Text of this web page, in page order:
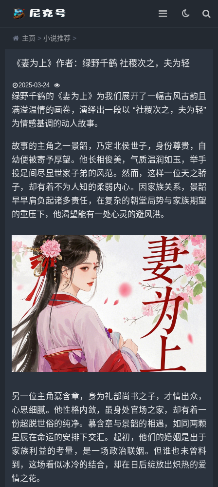
主页 > 小说推荐 >
《妻为上》作者：绿野千鹤 社稷次之，夫为轻
2025-03-24
绿野千鹤的《妻为上》为我们展开了一幅古风古韵且
满溢温情的画卷，演绎出一段以 “社稷次之，夫为轻”
为情感基调的动人故事。
故事的主角之一景韶，乃定北侯世子，身份尊贵，自
幼便被寄予厚望。他长相俊美，气质温润如玉，举手
投足间尽显世家子弟的风范。然而，这样一位天之骄
子，却有着不为人知的柔弱内心。因家族关系，景韶
早早肩负起诸多责任，在复杂的朝堂局势与家族期望
的重压下，他渴望能有一处心灵的避风港。
另一位主角慕含章，身为礼部尚书之子，才情出众，
心思细腻。他性格内敛，虽身处官场之家，却有着一
份超脱世俗的纯净。慕含章与景韶的相遇，如同两颗
星辰在命运的安排下交汇。起初，他们的婚姻是出于
家族利益的考量，是一场政治联姻。但谁也未曾料
到，这场看似冰冷的结合，却在日后绽放出炽热的爱
情之花。